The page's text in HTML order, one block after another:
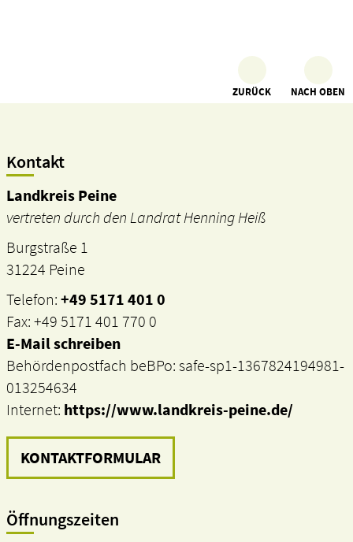
ZURÜCK NACH OBEN
Kontakt
Landkreis Peine
vertreten durch den Landrat Henning Heiß
Burgstraße 1
31224 Peine
Telefon:+49 5171 401 0
Fax: +49 5171 401 770 0
E-Mail schreiben
Behördenpostfach beBPo: safe-sp1-1367824194981-
013254634
Internet: https://www.landkreis-peine.de/
KONTAKTFORMULAR
Öffnungszeiten